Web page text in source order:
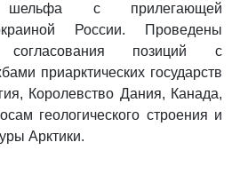
шельфа с прилегающей
России. Проведены
позиций с
приарктических государств
Королевство Дания, Канада,
геологического строения и
Арктики.